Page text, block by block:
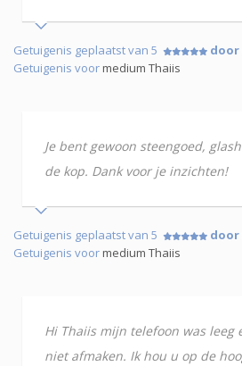
Getuigenis geplaatst van 5
door
Getuigenis voormedium Thaiis
Je bent gewoon steengoed,
de kop. Dank voor je inzichten!
Getuigenis geplaatst van 5
door
Getuigenis voormedium Thaiis
Hi Thaiis mijn telefoon was leeg
niet afmaken. Ik hou u op de